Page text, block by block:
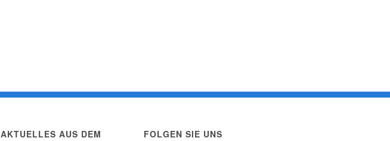
AKTUELLES AUS DEM
FOLGEN SIE UNS